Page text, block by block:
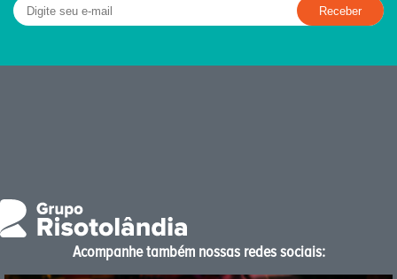
Acompanhe também nossas redes sociais: